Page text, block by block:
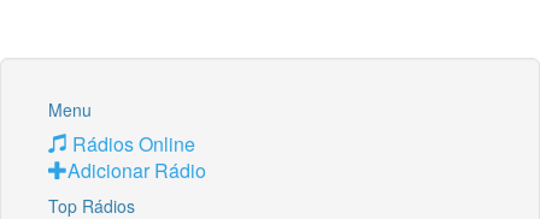
Menu
Rádios Online
Adicionar Rádio
Top Rádios